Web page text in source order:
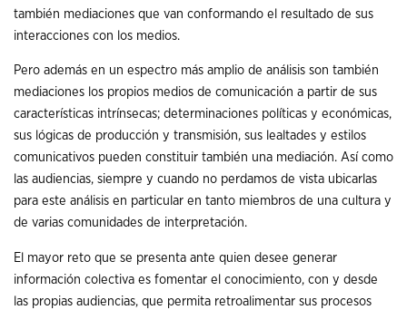
también mediaciones que van conformando el resultado de sus
interacciones con los medios.
Pero además en un espectro más amplio de análisis son también
mediaciones los propios medios de comunicación a partir de sus
características intrínsecas; determinaciones políticas y económicas,
sus lógicas de producción y transmisión, sus lealtades y estilos
comunicativos pueden constituir también una mediación. Así como
las audiencias, siempre y cuando no perdamos de vista ubicarlas
para este análisis en particular en tanto miembros de una cultura y
de varias comunidades de interpretación.
El mayor reto que se presenta ante quien desee generar
información colectiva es fomentar el conocimiento, con y desde
las propias audiencias, que permita retroalimentar sus procesos